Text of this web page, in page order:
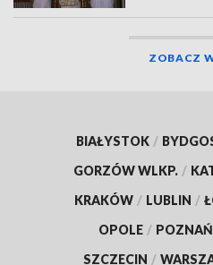
ZOBACZ
BIAŁYSTOK /
GORZÓW WLKP. /
KRAKÓW / LUBLIN /
OPOLE / POZNAŃ
SZCZECIN /